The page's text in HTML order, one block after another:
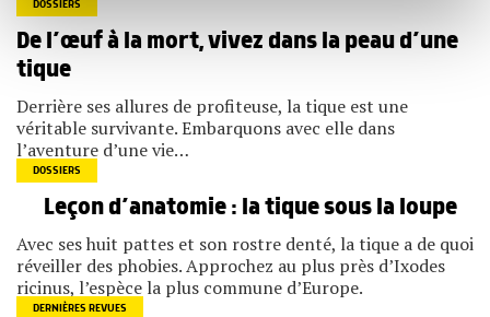
notre site avec nos partenaires de médias sociaux, de
avec d'autres informations que vous leur avez fournies
ou qu'ils ont collectées lors de votre utilisation de leurs
services.
DOSSIERS
De l’œuf à la mort, vivez dans la peau d’une
tique
Derrière ses allures de profiteuse, la tique est une
véritable survivante. Embarquons avec elle dans
l’aventure d’une vie…
DOSSIERS
Leçon d’anatomie : la tique sous la loupe
Avec ses huit pattes et son rostre denté, la tique a de quoi
réveiller des phobies. Approchez au plus près d’Ixodes
ricinus, l’espèce la plus commune d’Europe.
DERNIÈRES REVUES